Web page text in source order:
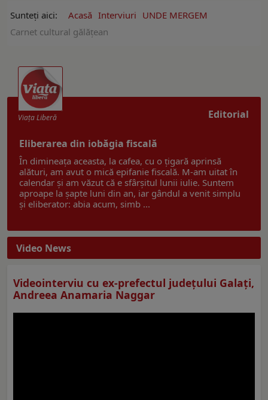
Sunteți aici: Acasă Interviuri UNDE MERGEM
Carnet cultural gălățean
Editorial
Viaţa Liberă
Eliberarea din iobăgia fiscală
În dimineața aceasta, la cafea, cu o țigară aprinsă
alături, am avut o mică epifanie fiscală. M-am uitat în
calendar și am văzut că e sfârșitul lunii iulie. Suntem
aproape la șapte luni din an, iar gândul a venit simplu
și eliberator: abia acum, simb ...
Video News
Videointerviu cu ex-prefectul judeţului Galaţi,
Andreea Anamaria Naggar